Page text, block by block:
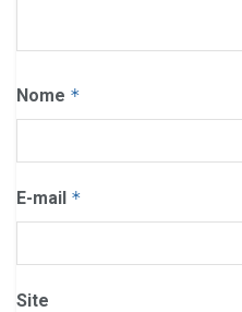
Nome *
E-mail *
Site